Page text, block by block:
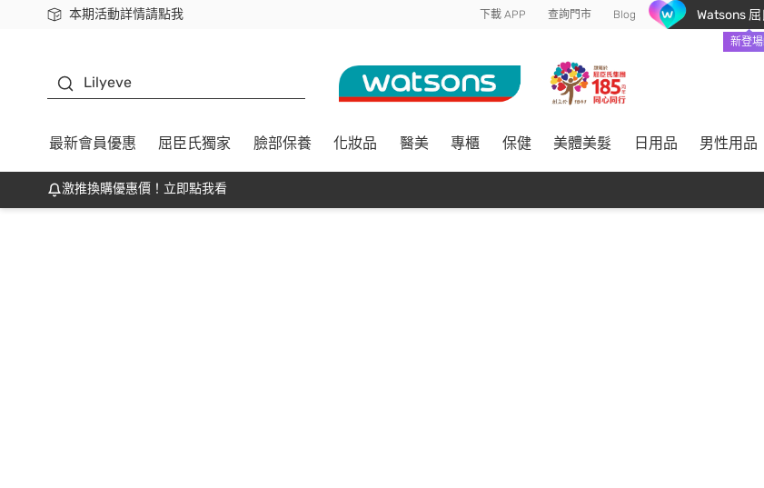
本期活動詳情請點我
下載app最高回饋$350 下載 APP 查詢門市 Blog Watsons
新登
Lilyeve
最新會員優惠 屈臣氏獨家 臉部保養 化妝品 醫美 專櫃 保健 美體美髮 日用品 男性用品
激推換購優惠價！立即點我看